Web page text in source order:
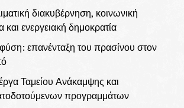
διακυβέρνηση, κοινωνική
και ενεργειακή δημοκρατία
επανένταξη του πρασίνου στον
Ταμείου Ανάκαμψης και
προγραμμάτων